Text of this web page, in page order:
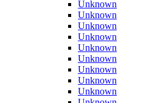
Unknown
Unknown
Unknown
Unknown
Unknown
Unknown
Unknown
Unknown
Unknown